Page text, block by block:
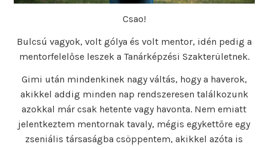
Csao!
Bulcsú vagyok, volt gólya és volt mentor, idén pedig a
mentorfelelőse leszek a Tanárképzési Szakterületnek.
Gimi után mindenkinek nagy váltás, hogy a haverok,
akikkel addig minden nap rendszeresen találkozunk
azokkal már csak hetente vagy havonta. Nem emiatt
jelentkeztem mentornak tavaly, mégis egykettőre egy
zseniális társaságba csöppentem, akikkel azóta is